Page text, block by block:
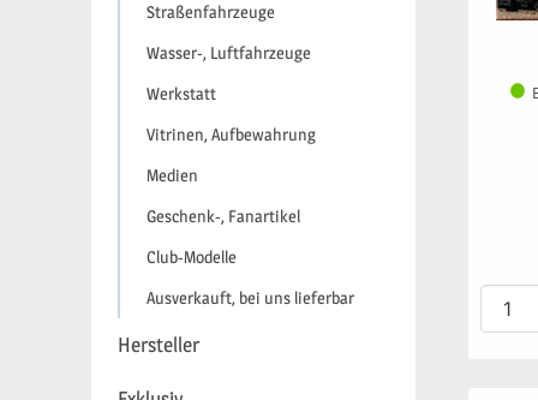
Straßenfahrzeuge
Wasser-, Luftfahrzeuge
Werkstatt
Vitrinen, Aufbewahrung
Medien
Geschenk-, Fanartikel
Club-Modelle
Ausverkauft, bei uns lieferbar
Hersteller